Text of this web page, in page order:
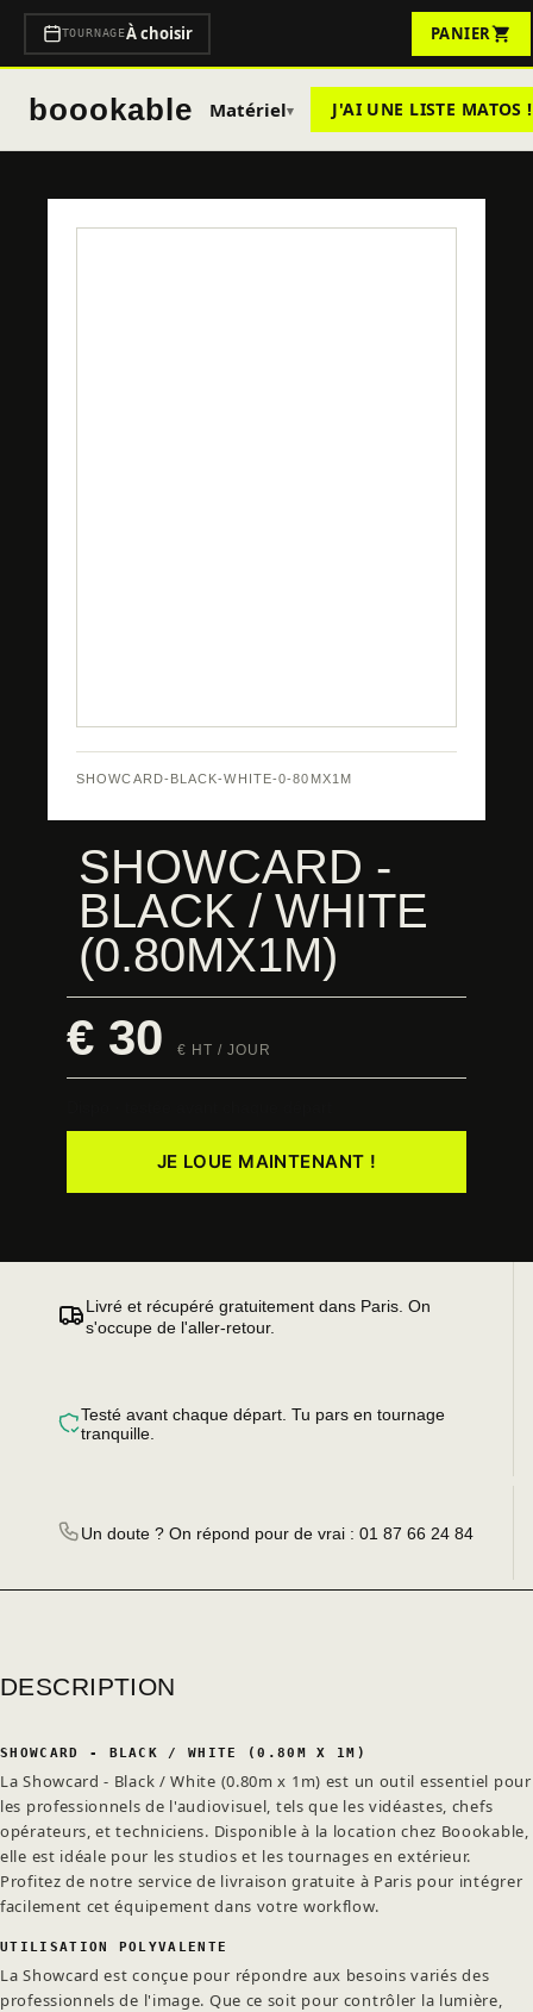
boookable Matériel▾ J'AI UNE LISTE MATOS !
SHOWCARD-BLACK-WHITE-0-80MX1M
SHOWCARD -
BLACK / WHITE
(0.80MX1M)
€ 30 € HT / JOUR
JE LOUE MAINTENANT !
Livré et récupéré gratuitement dans Paris. On
s'occupe de l'aller-retour.
Testé avant chaque départ. Tu pars en tournage
tranquille.
Un doute ? On répond pour de vrai : 01 87 66 24 84
DESCRIPTION
SHOWCARD - BLACK / WHITE (0.80M X 1M)
La Showcard - Black / White (0.80m x 1m) est un outil essentiel pour
les professionnels de l'audiovisuel, tels que les vidéastes, chefs
opérateurs, et techniciens. Disponible à la location chez Boookable,
elle est idéale pour les studios et les tournages en extérieur.
Profitez de notre service de livraison gratuite à Paris pour intégrer
facilement cet équipement dans votre workflow.
UTILISATION POLYVALENTE
La Showcard est conçue pour répondre aux besoins variés des
professionnels de l'image. Que ce soit pour contrôler la lumière,
TOURNAGEÀ choisir PANIER